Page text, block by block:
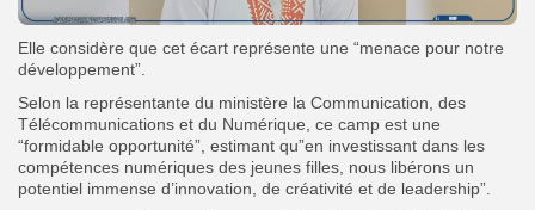
Elle considère que cet écart représente une “menace pour notre
développement”.
Selon la représentante du ministère la Communication, des
Télécommunications et du Numérique, ce camp est une
“formidable opportunité”, estimant qu”en investissant dans les
compétences numériques des jeunes filles, nous libérons un
potentiel immense d’innovation, de créativité et de leadership”.